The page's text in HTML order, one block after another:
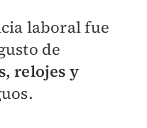
laboral fue
de
relojes y